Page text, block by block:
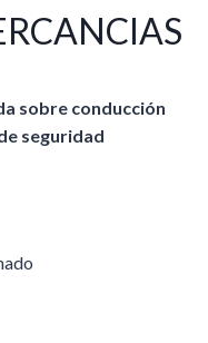
sobre conducción
seguridad